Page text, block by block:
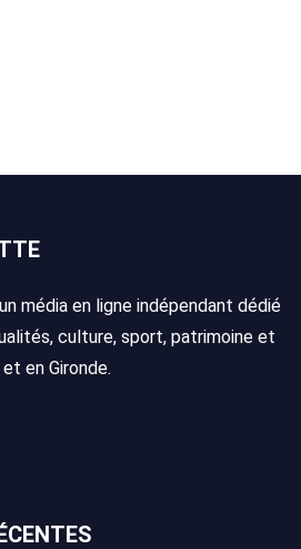
média en ligne indépendant dédié
culture, sport, patrimoine et
en Gironde.